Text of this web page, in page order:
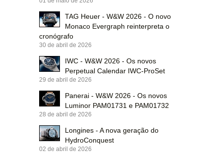
TAG Heuer - W&W 2026 - O novo
Monaco Evergraph reinterpreta o
cronógrafo
30 de abril de 2026
IWC - W&W 2026 - Os novos
Perpetual Calendar IWC-ProSet
29 de abril de 2026
Panerai - W&W 2026 - Os novos
Luminor PAM01731 e PAM01732
28 de abril de 2026
Longines - A nova geração do
HydroConquest
02 de abril de 2026